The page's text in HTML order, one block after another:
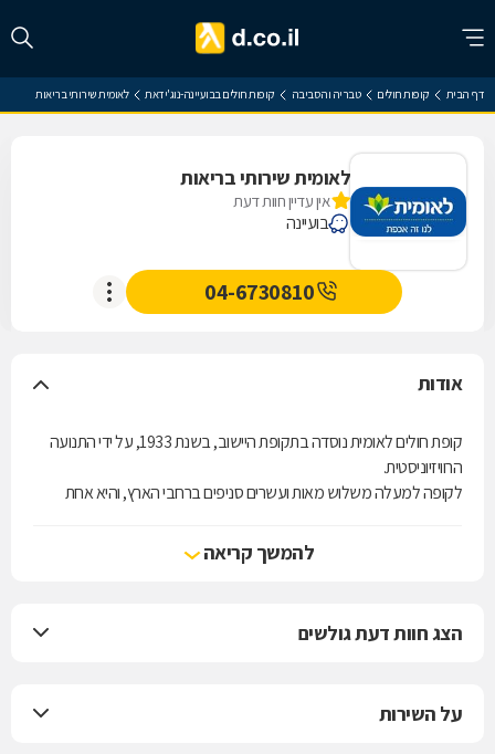
דף הבית קופות חולים טבריה והסביבה קופות חולים בבועיינה-נוג'ידאת לאומית שירותי בריאות
לאומית שירותי בריאות
אין עדיין חוות דעת
בועיינה
04-6730810
אודות
קופת חולים לאומית נוסדה בתקופת היישוב, בשנת 1933, על ידי התנועה
הרוויזיוניסטית.
לקופה למעלה משלוש מאות ועשרים סניפים ברחבי הארץ, והיא אחת
להמשך קריאה
הצג חוות דעת גולשים
על השירות